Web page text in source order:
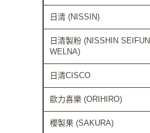
日清 (NISSIN)
日清製粉 (NISSHIN SEIFUN
WELNA)
日清CISCO
歐力喜樂 (ORIHIRO)
櫻製果 (SAKURA)